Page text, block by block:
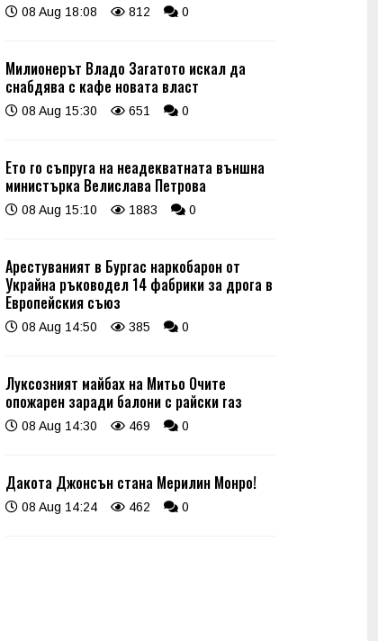
08 Aug 18:08 812 0
Милионерът Владо Загатото искал да
снабдява с кафе новата власт
08 Aug 15:30 651 0
Ето го съпруга на неадекватната външна
министърка Велислава Петрова
08 Aug 15:10 1883 0
Арестуваният в Бургас наркобарон от
Украйна ръководел 14 фабрики за дрога в
Европейския съюз
08 Aug 14:50 385 0
Луксозният майбах на Митьо Очите
опожарен заради балони с райски газ
08 Aug 14:30 469 0
Дакота Джонсън стана Мерилин Монро!
08 Aug 14:24 462 0